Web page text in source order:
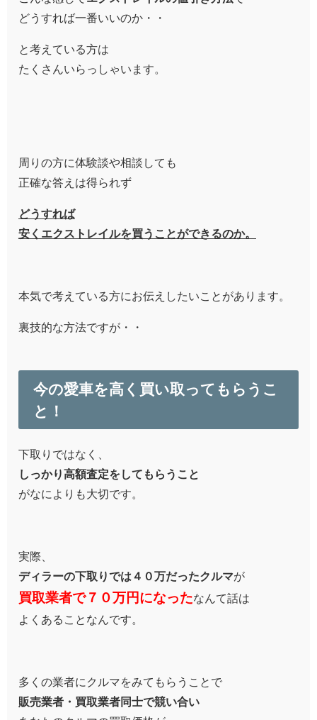
どうすれば一番いいのか・・
と考えている方は
たくさんいらっしゃいます。
周りの方に体験談や相談しても
正確な答えは得られず
どうすれば
安くエクストレイルを買うことができるのか。
本気で考えている方にお伝えしたいことがあります。
裏技的な方法ですが・・
今の愛車を高く買い取ってもらうこ
と！
下取りではなく、
しっかり高額査定をしてもらうこと
がなによりも大切です。
実際、
ディラーの下取りでは４０万だったクルマが
買取業者で７０万円になったなんて話は
よくあることなんです。
多くの業者にクルマをみてもらうことで
販売業者・買取業者同士で競い合い